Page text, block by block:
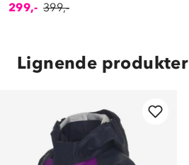
299,- 399,-
Lignende produkter